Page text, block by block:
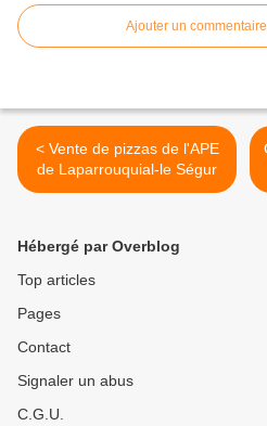
Ajouter un commentaire
< Vente de pizzas de l'APE
de Laparrouquial-le Ségur
Hébergé par Overblog
Top articles
Pages
Contact
Signaler un abus
C.G.U.